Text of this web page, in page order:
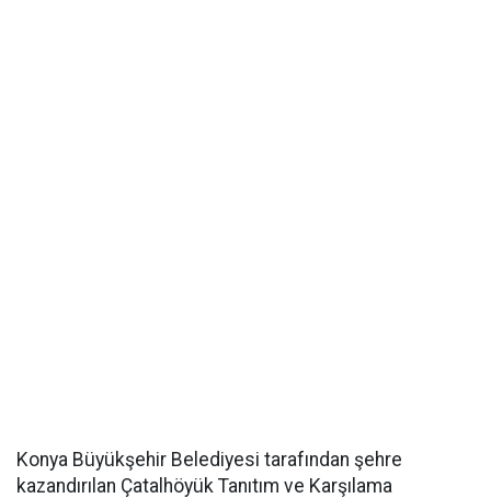
Konya Büyükşehir Belediyesi tarafından şehre
kazandırılan Çatalhöyük Tanıtım ve Karşılama